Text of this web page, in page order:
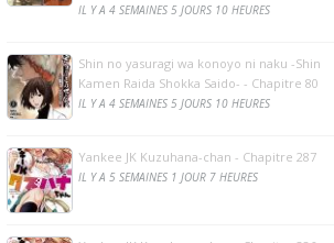
IL Y A 4 SEMAINES 5 JOURS 10 HEURES
Shin no yasuragi wa konoyo ni naku -Shin
Kamen Raida Shokka Saido- - Chapitre 80
IL Y A 4 SEMAINES 5 JOURS 10 HEURES
Yankee JK Kuzuhana-chan - Chapitre 287
IL Y A 5 SEMAINES 1 JOUR 7 HEURES